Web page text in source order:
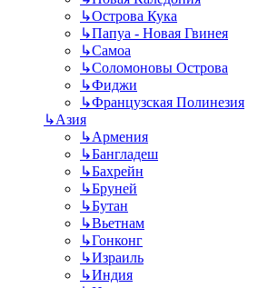
↳Острова Кука
↳Папуа - Новая Гвинея
↳Самоа
↳Соломоновы Острова
↳Фиджи
↳Французская Полинезия
↳Азия
↳Армения
↳Бангладеш
↳Бахрейн
↳Бруней
↳Бутан
↳Вьетнам
↳Гонконг
↳Израиль
↳Индия